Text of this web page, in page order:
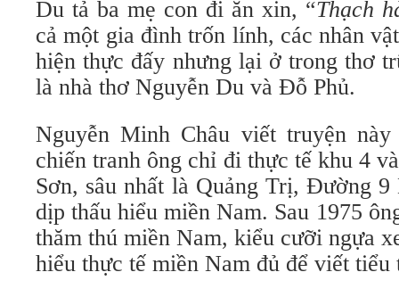
Du tả ba mẹ con đi ăn xin, “Thạch
cả một gia đình trốn lính, các nhân
hiện thực đấy nhưng lại ở trong thơ
là nhà thơ Nguyễn Du và Đỗ Phủ.
Nguyễn Minh Châu viết truyện
chiến tranh ông chỉ đi thực tế khu 4
Sơn, sâu nhất là Quảng Trị, Đường
dịp thấu hiểu miền Nam. Sau 1975
thăm thú miền Nam, kiểu cưỡi ngựa
hiểu thực tế miền Nam đủ để viết tiểu